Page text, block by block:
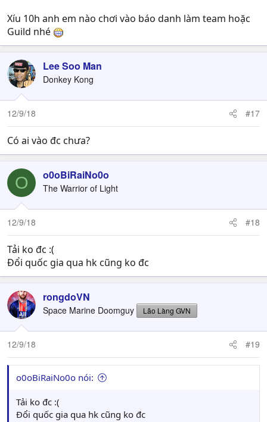
Xíu 10h anh em nào chơi vào báo danh làm team hoặc
Guild nhé
Lee Soo Man
Donkey Kong
12/9/18 #17
Có ai vào đc chưa?
O o0oBiRaiNo0o
The Warrior of Light
12/9/18 #18
Tải ko đc :(
Đổi quốc gia qua hk cũng ko đc
rongdoVN
Space Marine Doomguy Lão Làng GVN
12/9/18 #19
o0oBiRaiNo0o nói:
Tải ko đc :(
Đổi quốc gia qua hk cũng ko đc